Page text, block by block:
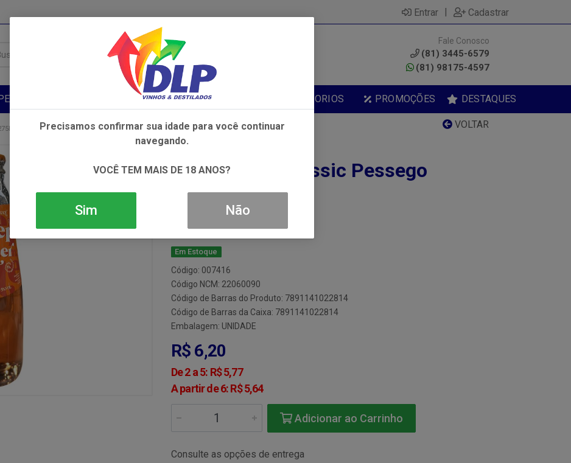
Entrar | Cadastrar
Fale Conosco
(81) 3445-6579
(81) 98175-4597
NÃO ALCOÓLICOS ALIMENTOS ACESSORIOS PROMOÇÕES DESTAQUES
VOLTAR
Keep Cooler Classic Pessego
1x275ml
Em Estoque
Código: 007416
Código NCM: 22060090
Código de Barras do Produto: 7891141022814
Código de Barras da Caixa: 7891141022814
Embalagem: UNIDADE
R$ 6,20
De 2 a 5: R$ 5,77
A partir de 6: R$ 5,64
Adicionar ao Carrinho
Consulte as opções de entrega
Precisamos confirmar sua idade para você continuar
navegando.
VOCÊ TEM MAIS DE 18 ANOS?
Sim Não